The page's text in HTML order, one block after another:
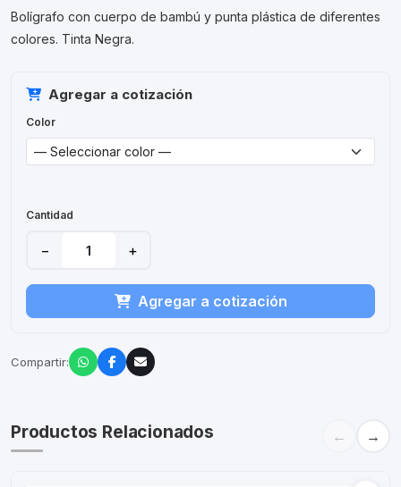
Bolígrafo con cuerpo de bambú y punta plástica de diferentes
colores. Tinta Negra.
Agregar a cotización
Color
Cantidad
− +
Agregar a cotización
Compartir:
Productos Relacionados ← →